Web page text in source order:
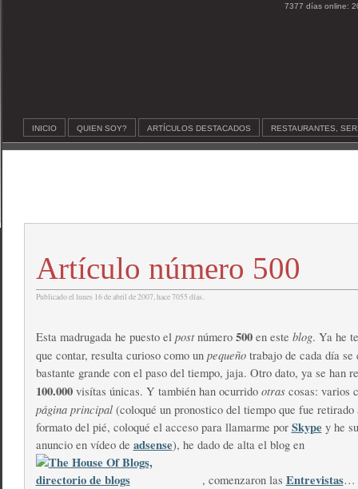
7377 días online:
INICIO QUIEN SOY? ARTÍCULOS DESTACADOS RESTAURANTES,
Artículo número 500
Publicado el lunes 16 de abril de 2007, hace 7055 días.
Esta madrugada he puesto el post número 500 en este blog. Ya he
que contar, resulta curioso como un pequeño trabajo de cada día
bastante grande con el paso del tiempo, jaja. Otro dato, ya se han
100.000visítas únicas. Y también han ocurrido otras cosas: varios
página principal(coloqué un pronostico del tiempo que fue retirado
formato del pié, coloqué el acceso para llamarme por Skype y he
anuncio en vídeo de adsense), he dado de alta el blog en
, comenzaron las Entrevistas…